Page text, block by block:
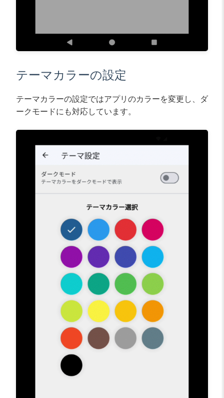
テーマカラーの設定
テーマカラーの設定ではアプリのカラーを変更し、ダ
ークモードにも対応しています。